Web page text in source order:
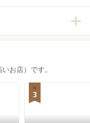
お店）です。
3